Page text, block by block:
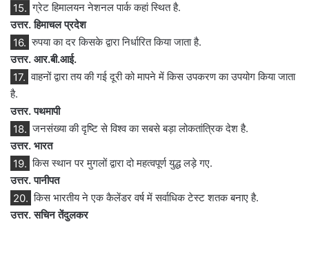
15. ग्रेट हिमालयन नेशनल पार्क कहां स्थित है.
उत्तर. हिमाचल प्रदेश
16. रुपया का दर किसके द्वारा निर्धारित किया जाता है.
उत्तर. आर.बी.आई.
17. वाहनों द्वारा तय की गई दूरी को मापने में किस उपकरण का उपयोग किया जाता
है.
उत्तर. पथमापी
18. जनसंख्या की दृष्टि से विश्व का सबसे बड़ा लोकतांत्रिक देश है.
उत्तर. भारत
19. किस स्थान पर मुगलों द्वारा दो महत्वपूर्ण युद्ध लड़े गए.
उत्तर. पानीपत
20. किस भारतीय ने एक कैलेंडर वर्ष में सर्वाधिक टेस्ट शतक बनाए है.
उत्तर. सचिन तेंदुलकर